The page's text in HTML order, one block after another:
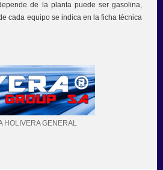
de la planta puede ser gasolina,
cada equipo se indica en la ficha técnica
HOLIVERA GENERAL